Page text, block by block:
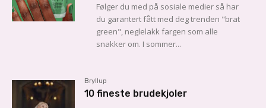
Følger du med på sosiale medier så har
du garantert fått med deg trenden "brat
green", neglelakk fargen som alle
snakker om. I sommer...
Bryllup
10 fineste brudekjoler